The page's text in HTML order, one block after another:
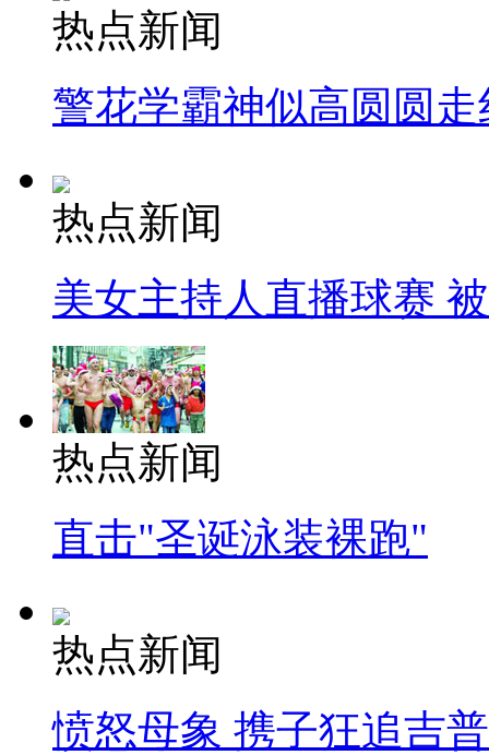
热点新闻
警花学霸神似高圆圆走
热点新闻
美女主持人直播球赛
热点新闻
直击"圣诞泳装裸跑"
热点新闻
愤怒母象 携子狂追吉